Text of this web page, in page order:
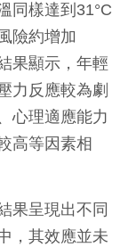
同樣達到31°C
險約增加
果顯示，年輕
力反應較為劇
心理適應能力
高等因素相
果呈現出不同
，其效應並未